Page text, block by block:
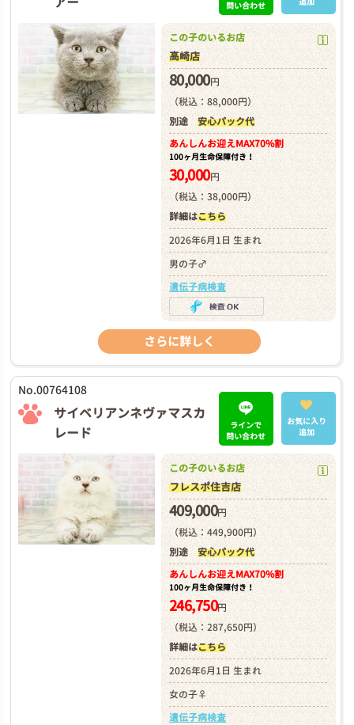
問い合わせ
この子のいるお店
高崎店
80,000円
（税込：88,000円）
別途 安心パック代
あんしんお迎えMAX70%割
100ヶ月生命保障付き！
30,000円
（税込：38,000円）
詳細はこちら
2026年6月1日 生まれ
男の子♂
遺伝子病検査
さらに詳しく
No.00764108
サイベリアンネヴァマスカ
レード
ラインで
問い合わせ
お気に入り
追加
この子のいるお店
フレスポ住吉店
409,000円
（税込：449,900円）
別途 安心パック代
あんしんお迎えMAX70%割
100ヶ月生命保障付き！
246,750円
（税込：287,650円）
詳細はこちら
2026年6月1日 生まれ
女の子♀
遺伝子病検査